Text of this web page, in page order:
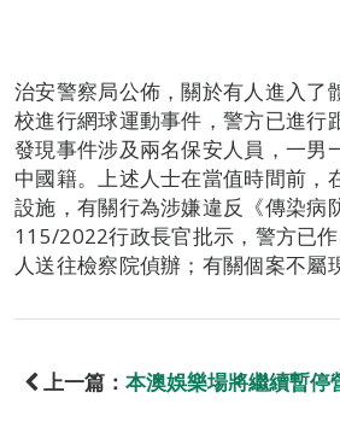
治安警察局公佈，關於有人進入了
校進行網球運動事件，警方已進行
發現事件涉及兩名保安人員，一男
中國籍。上述人士在當值時間前，
設施，有關行為涉嫌違反《傳染病
115/2022行政長官批示，警方已
人送往檢察院偵辦；有關個案不屬
上一篇： 本澳娛樂場將繼續暫